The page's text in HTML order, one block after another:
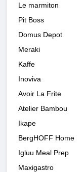
Le marmiton
Pit Boss
Domus Depot
Meraki
Kaffe
Inoviva
Avoir La Frite
Atelier Bambou
Ikape
BergHOFF Home
Igluu Meal Prep
Maxigastro